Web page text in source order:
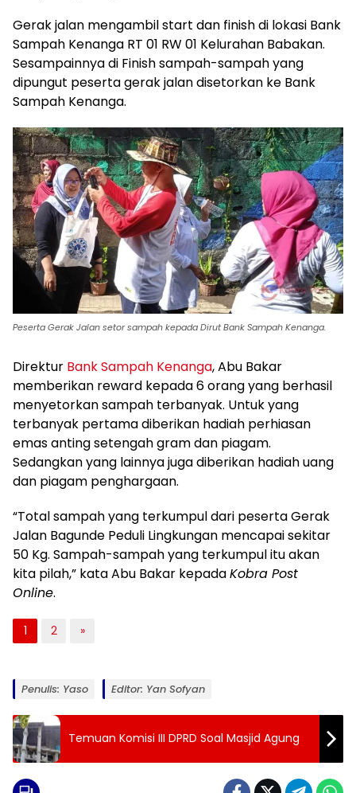
Gerak jalan mengambil start dan finish di lokasi Bank
Sampah Kenanga RT 01 RW 01 Kelurahan Babakan.
Sesampainnya di Finish sampah-sampah yang
dipungut peserta gerak jalan disetorkan ke Bank
Sampah Kenanga.
Peserta Gerak Jalan setor sampah kepada Dirut Bank Sampah Kenanga.
Direktur Bank Sampah Kenanga, Abu Bakar
memberikan reward kepada 6 orang yang berhasil
menyetorkan sampah terbanyak. Untuk yang
terbanyak pertama diberikan hadiah perhiasan
emas anting setengah gram dan piagam.
Sedangkan yang lainnya juga diberikan hadiah uang
dan piagam penghargaan.
“Total sampah yang terkumpul dari peserta Gerak
Jalan Bagunde Peduli Lingkungan mencapai sekitar
50 Kg. Sampah-sampah yang terkumpul itu akan
kita pilah,” kata Abu Bakar kepadaKobra Post
Online.
1 2 »
Penulis: Yaso Editor: Yan Sofyan
Temuan Komisi III DPRD Soal Masjid Agung